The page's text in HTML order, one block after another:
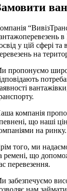
у цій сфері
на
пропонуємо
компанія
що наші
на ринку.
того, ми
ремені, що
перевезення.
забезпечуємо
нам